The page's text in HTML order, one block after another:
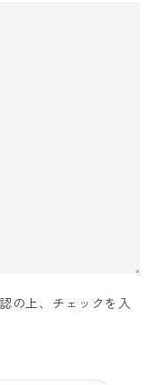
の上、チェックを入